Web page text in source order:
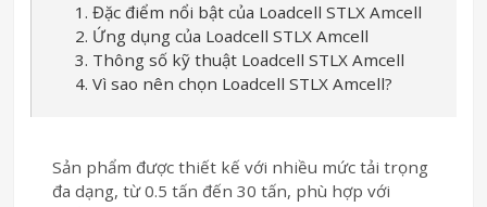
1. Đặc điểm nổi bật của Loadcell STLX Amcell
2. Ứng dụng của Loadcell STLX Amcell
3. Thông số kỹ thuật Loadcell STLX Amcell
4. Vì sao nên chọn Loadcell STLX Amcell?
Sản phẩm được thiết kế với nhiều mức tải trọng
đa dạng, từ 0.5 tấn đến 30 tấn, phù hợp với